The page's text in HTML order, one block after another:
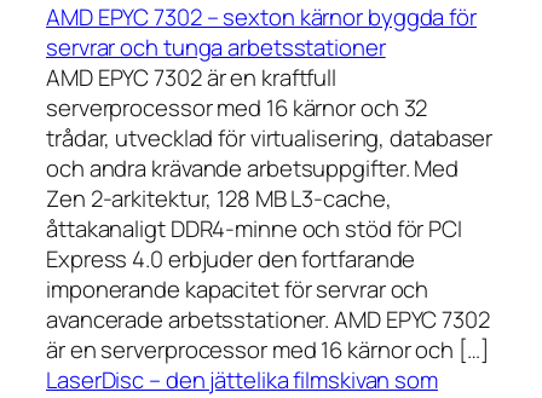
AMD EPYC 7302 – sexton kärnor byggda för
servrar och tunga arbetsstationer
AMD EPYC 7302 är en kraftfull
serverprocessor med 16 kärnor och 32
trådar, utvecklad för virtualisering, databaser
och andra krävande arbetsuppgifter. Med
Zen 2-arkitektur, 128 MB L3-cache,
åttakanaligt DDR4-minne och stöd för PCI
Express 4.0 erbjuder den fortfarande
imponerande kapacitet för servrar och
avancerade arbetsstationer. AMD EPYC 7302
är en serverprocessor med 16 kärnor och […]
LaserDisc – den jättelika filmskivan som